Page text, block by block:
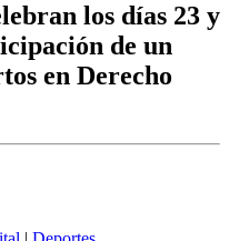
los días 23 y
de un
en Derecho